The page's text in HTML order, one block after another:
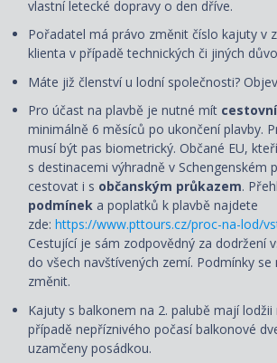
vlastní letecké dopravy o den dříve.
Pořadatel má právo změnit číslo kajuty v
klienta v případě technických či jiných
Máte již členství u lodní společnosti?
Pro účast na plavbě je nutné mít
minimálně 6 měsíců po ukončení plavby.
musí být pas biometrický. Občané EU,
s destinacemi výhradně v Schengenském
cestovat i s občanským průkazem.
podmínek a poplatků k plavbě najdete
zde: https://www.pttours.cz/proc-na-lod/
Cestující je sám zodpovědný za dodržení
do všech navštívených zemí. Podmínky
změnit.
Kajuty s balkonem na 2. palubě mají
případě nepříznivého počasí balkonové
uzamčeny posádkou.